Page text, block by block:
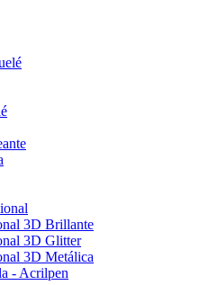
3D Brillante
3D Glitter
3D Metálica
- Acrilpen